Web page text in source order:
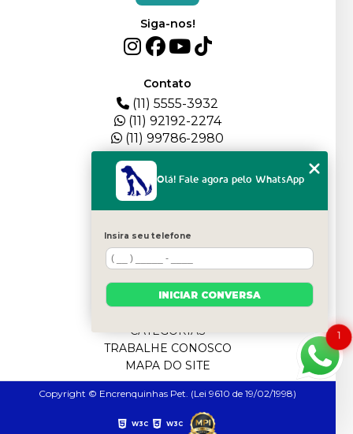
Siga-nos!
Contato
(11) 5555-3932
(11) 92192-2274
(11) 99786-2980
QUEM SOMOS
BLOG
FILHOTES
CATEGORIAS
TRABALHE CONOSCO
MAPA DO SITE
Copyright © Encrenquinhas Pet. (Lei 9610 de 19/02/1998)
W3C W3C
1
Olá! Fale agora pelo WhatsApp
Insira seu telefone
INICIAR CONVERSA